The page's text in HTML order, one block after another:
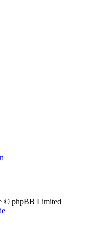
© phpBB Limited